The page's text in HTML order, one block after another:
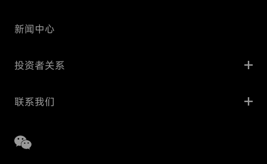
新闻中心
投资者关系
联系我们